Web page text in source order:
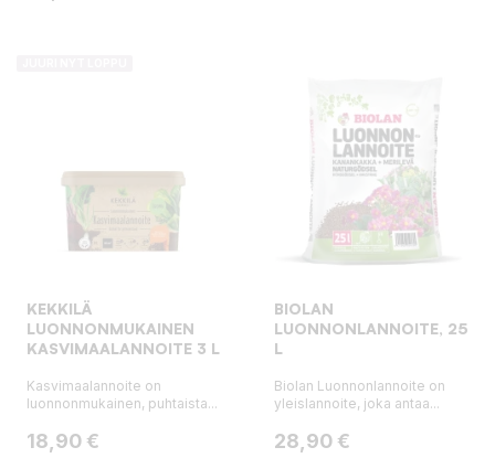
KEKKILÄ
LUONNONMUKAINEN
KASVIMAALANNOITE 3 L
Kasvimaalannoite on
luonnonmukainen, puhtaista...
Hinta
18,90 €
BIOLAN
LUONNONLANNOITE, 25
L
Biolan Luonnonlannoite on
yleislannoite, joka antaa...
Hinta
28,90 €